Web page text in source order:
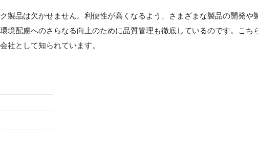
製品は欠かせません。利便性が高くなるよう、さまざまな製品の開発や
境配慮へのさらなる向上のために品質管理も徹底しているのです。こち
社として知られています。